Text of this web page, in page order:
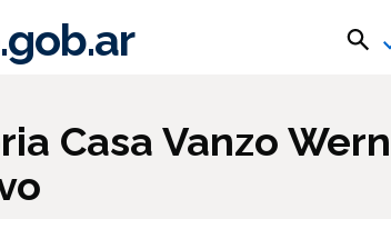
.gob.ar
Casa Vanzo